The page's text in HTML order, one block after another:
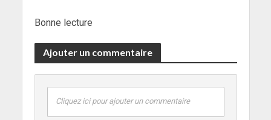
Bonne lecture
Ajouter un commentaire
Cliquez ici pour ajouter un commentaire